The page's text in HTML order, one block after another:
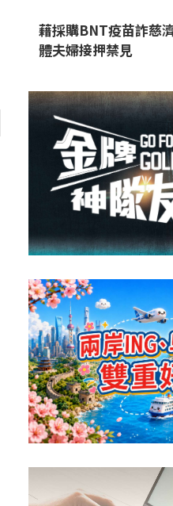
藉採購BNT疫苗詐慈
體夫婦接押禁見